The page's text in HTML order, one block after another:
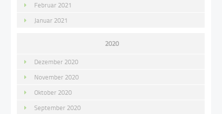
Februar 2021
Januar 2021
2020
Dezember 2020
November 2020
Oktober 2020
September 2020